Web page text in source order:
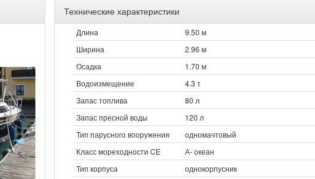
Технические характеристики
Длина
9.50 м
Ширина
2.96 м
Осадка
1.70 м
Водоизмещение
4.3 т
Запас топлива
80 л
Запас пресной воды
120 л
Тип парусного вооружения
одномачтовый
Класс мореходности CE
А- океан
Тип корпуса
однокорпусник